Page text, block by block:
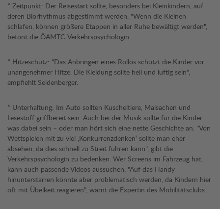
* Zeitpunkt: Der Reisestart sollte, besonders bei Kleinkindern, auf
deren Biorhythmus abgestimmt werden. "Wenn die Kleinen
schlafen, können größere Etappen in aller Ruhe bewältigt werden",
betont die ÖAMTC-Verkehrspsychologin.
* Hitzeschutz: "Das Anbringen eines Rollos schützt die Kinder vor
unangenehmer Hitze. Die Kleidung sollte hell und luftig sein",
empfiehlt Seidenberger.
* Unterhaltung: Im Auto sollten Kuscheltiere, Malsachen und
Lesestoff griffbereit sein. Auch bei der Musik sollte für die Kinder
was dabei sein – oder man hört sich eine nette Geschichte an. "Von
Wettspielen mit zu viel ‚Konkurrenzdenken‘ sollte man eher
absehen, da dies schnell zu Streit führen kann", gibt die
Verkehrspsychologin zu bedenken. Wer Screens im Fahrzeug hat,
kann auch passende Videos aussuchen. "Auf das Handy
hinunterstarren könnte aber problematisch werden, da Kindern hier
oft mit Übelkeit reagieren", warnt die Expertin des Mobilitätsclubs.